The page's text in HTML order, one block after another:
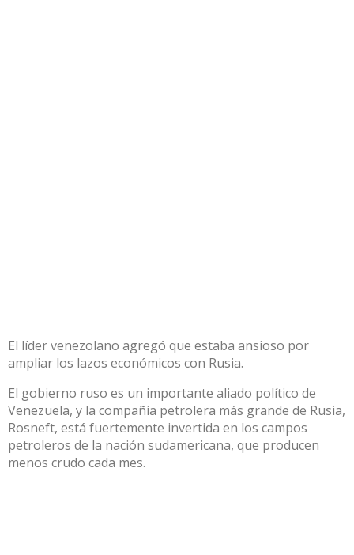
El líder venezolano agregó que estaba ansioso por
ampliar los lazos económicos con Rusia.
El gobierno ruso es un importante aliado político de
Venezuela, y la compañía petrolera más grande de Rusia,
Rosneft, está fuertemente invertida en los campos
petroleros de la nación sudamericana, que producen
menos crudo cada mes.